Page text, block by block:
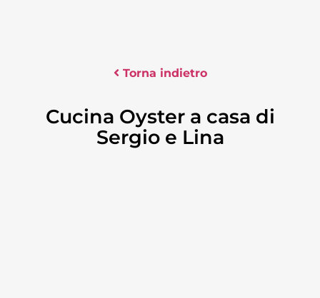
Torna indietro
Cucina Oyster a casa di
Sergio e Lina